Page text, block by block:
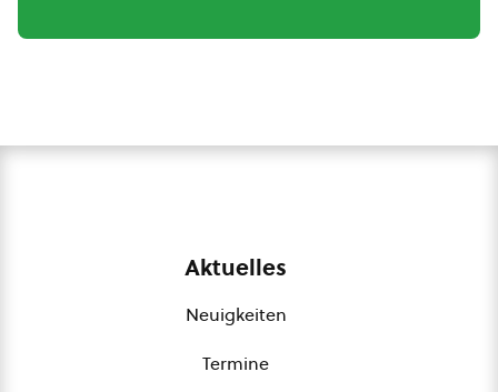
Aktuelles
Neuigkeiten
Termine